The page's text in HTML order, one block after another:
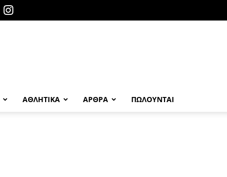
ΑΘΛΗΤΙΚΑ ΑΡΘΡΑ ΠΩΛΟΎΝΤΑΙ